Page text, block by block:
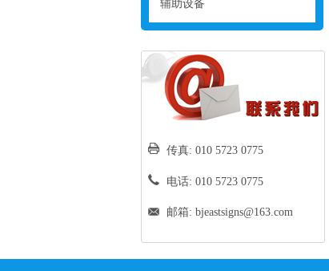
辅助设备
传真: 010 5723 0775
电话: 010 5723 0775
邮箱: bjeastsigns@163.com